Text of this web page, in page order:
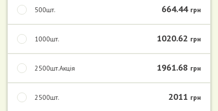
500шт. 664.44 грн
1000шт. 1020.62 грн
2500шт.Акція 1961.68 грн
2500шт. 2011 грн